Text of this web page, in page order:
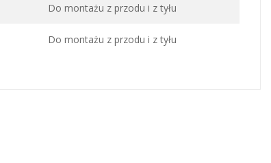
Do montażu z przodu i z tyłu
Do montażu z przodu i z tyłu